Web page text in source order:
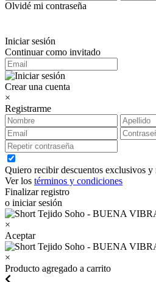
Olvidé mi contraseña
Iniciar sesión
Continuar como invitado
Crear una cuenta
×
Registrarme
Quiero recibir descuentos exclusivos y
Ver los términos y condiciones
Finalizar registro
o iniciar sesión
×
Aceptar
×
Producto agregado a carrito